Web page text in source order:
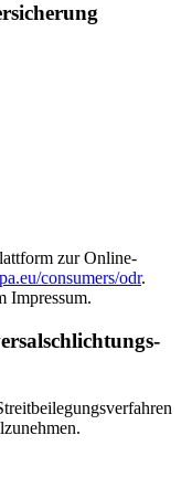
zur Online-
consumers/odr.
Impressum.